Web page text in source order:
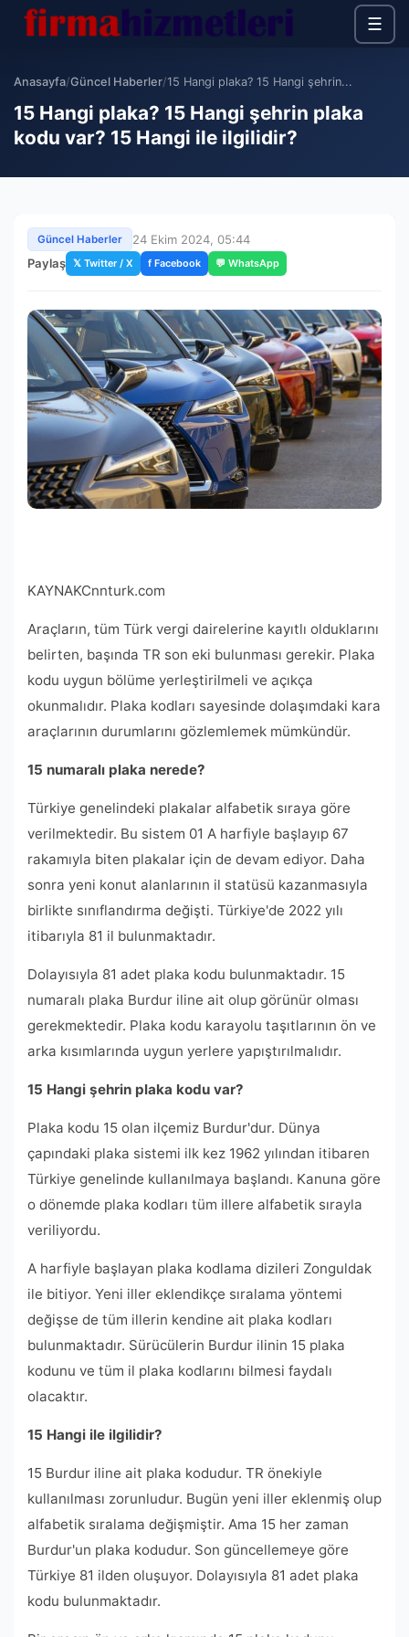
☰
Anasayfa/Güncel Haberler/15 Hangi plaka? 15 Hangi şehrin...
15 Hangi plaka? 15 Hangi şehrin plaka
kodu var? 15 Hangi ile ilgilidir?
Güncel Haberler
24 Ekim 2024, 05:44
Paylaş 𝕏 Twitter / X f Facebook 💬 WhatsApp
KAYNAKCnnturk.com
Araçların, tüm Türk vergi dairelerine kayıtlı olduklarını
belirten, başında TR son eki bulunması gerekir. Plaka
kodu uygun bölüme yerleştirilmeli ve açıkça
okunmalıdır. Plaka kodları sayesinde dolaşımdaki kara
araçlarının durumlarını gözlemlemek mümkündür.
15 numaralı plaka nerede?
Türkiye genelindeki plakalar alfabetik sıraya göre
verilmektedir. Bu sistem 01 A harfiyle başlayıp 67
rakamıyla biten plakalar için de devam ediyor. Daha
sonra yeni konut alanlarının il statüsü kazanmasıyla
birlikte sınıflandırma değişti. Türkiye'de 2022 yılı
itibarıyla 81 il bulunmaktadır.
Dolayısıyla 81 adet plaka kodu bulunmaktadır. 15
numaralı plaka Burdur iline ait olup görünür olması
gerekmektedir. Plaka kodu karayolu taşıtlarının ön ve
arka kısımlarında uygun yerlere yapıştırılmalıdır.
15 Hangi şehrin plaka kodu var?
Plaka kodu 15 olan ilçemiz Burdur'dur. Dünya
çapındaki plaka sistemi ilk kez 1962 yılından itibaren
Türkiye genelinde kullanılmaya başlandı. Kanuna göre
o dönemde plaka kodları tüm illere alfabetik sırayla
veriliyordu.
A harfiyle başlayan plaka kodlama dizileri Zonguldak
ile bitiyor. Yeni iller eklendikçe sıralama yöntemi
değişse de tüm illerin kendine ait plaka kodları
bulunmaktadır. Sürücülerin Burdur ilinin 15 plaka
kodunu ve tüm il plaka kodlarını bilmesi faydalı
olacaktır.
15 Hangi ile ilgilidir?
15 Burdur iline ait plaka kodudur. TR önekiyle
kullanılması zorunludur. Bugün yeni iller eklenmiş olup
alfabetik sıralama değişmiştir. Ama 15 her zaman
Burdur'un plaka kodudur. Son güncellemeye göre
Türkiye 81 ilden oluşuyor. Dolayısıyla 81 adet plaka
kodu bulunmaktadır.